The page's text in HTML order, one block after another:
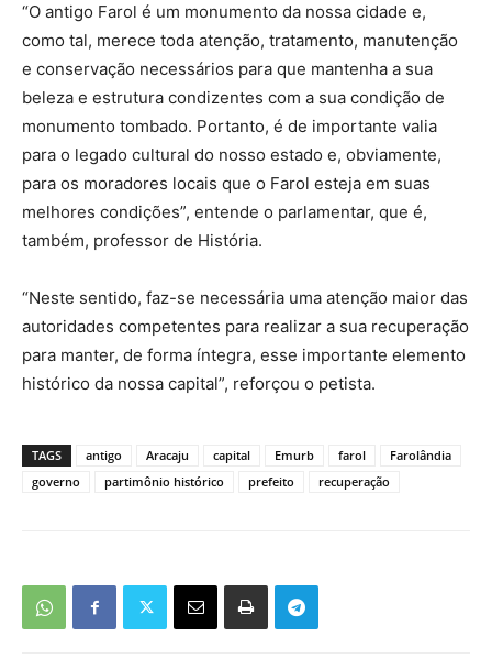
“O antigo Farol é um monumento da nossa cidade e,
como tal, merece toda atenção, tratamento, manutenção
e conservação necessários para que mantenha a sua
beleza e estrutura condizentes com a sua condição de
monumento tombado. Portanto, é de importante valia
para o legado cultural do nosso estado e, obviamente,
para os moradores locais que o Farol esteja em suas
melhores condições”, entende o parlamentar, que é,
também, professor de História.
“Neste sentido, faz-se necessária uma atenção maior das
autoridades competentes para realizar a sua recuperação
para manter, de forma íntegra, esse importante elemento
histórico da nossa capital”, reforçou o petista.
TAGS antigo Aracaju capital Emurb farol
Farolândia
governo
partimônio histórico prefeito recuperação